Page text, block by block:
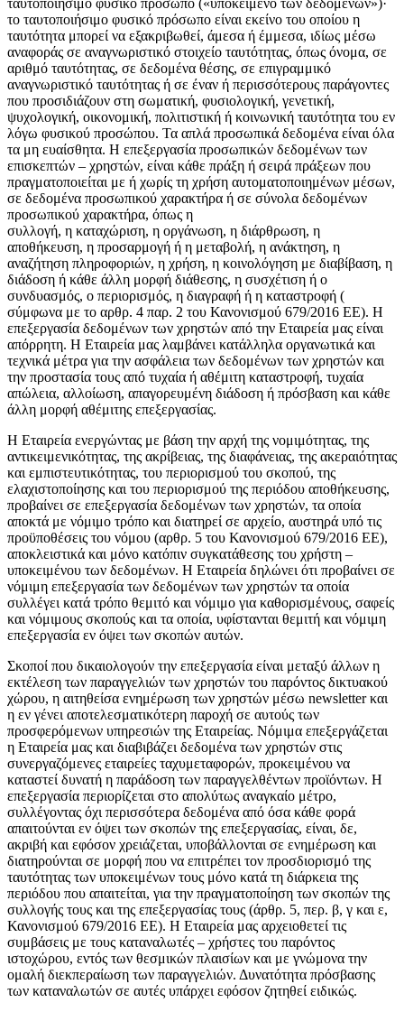
το ταυτοποιήσιμο φυσικό πρόσωπο είναι εκείνο του οποίου η
ταυτότητα μπορεί να εξακριβωθεί, άμεσα ή έμμεσα, ιδίως μέσω
αναφοράς σε αναγνωριστικό στοιχείο ταυτότητας, όπως όνομα, σε
αριθμό ταυτότητας, σε δεδομένα θέσης, σε επιγραμμικό
αναγνωριστικό ταυτότητας ή σε έναν ή περισσότερους παράγοντες
που προσιδιάζουν στη σωματική, φυσιολογική, γενετική,
ψυχολογική, οικονομική, πολιτιστική ή κοινωνική ταυτότητα του εν
λόγω φυσικού προσώπου. Τα απλά προσωπικά δεδομένα είναι όλα
τα μη ευαίσθητα. Η επεξεργασία προσωπικών δεδομένων των
επισκεπτών – χρηστών, είναι κάθε πράξη ή σειρά πράξεων που
πραγματοποιείται με ή χωρίς τη χρήση αυτοματοποιημένων μέσων,
σε δεδομένα προσωπικού χαρακτήρα ή σε σύνολα δεδομένων
προσωπικού χαρακτήρα, όπως η
συλλογή, η καταχώριση, η οργάνωση, η διάρθρωση, η
αποθήκευση, η προσαρμογή ή η μεταβολή, η ανάκτηση, η
αναζήτηση πληροφοριών, η χρήση, η κοινολόγηση με διαβίβαση, η
διάδοση ή κάθε άλλη μορφή διάθεσης, η συσχέτιση ή ο
συνδυασμός, ο περιορισμός, η διαγραφή ή η καταστροφή (
σύμφωνα με το αρθρ. 4 παρ. 2 του Κανονισμού 679/2016 ΕΕ). Η
επεξεργασία δεδομένων των χρηστών από την Εταιρεία μας είναι
απόρρητη. Η Εταιρεία μας λαμβάνει κατάλληλα οργανωτικά και
τεχνικά μέτρα για την ασφάλεια των δεδομένων των χρηστών και
την προστασία τους από τυχαία ή αθέμιτη καταστροφή, τυχαία
απώλεια, αλλοίωση, απαγορευμένη διάδοση ή πρόσβαση και κάθε
άλλη μορφή αθέμιτης επεξεργασίας.
Η Εταιρεία ενεργώντας με βάση την αρχή της νομιμότητας, της
αντικειμενικότητας, της ακρίβειας, της διαφάνειας, της ακεραιότητας
και εμπιστευτικότητας, του περιορισμού του σκοπού, της
ελαχιστοποίησης και του περιορισμού της περιόδου αποθήκευσης,
προβαίνει σε επεξεργασία δεδομένων των χρηστών, τα οποία
αποκτά με νόμιμο τρόπο και διατηρεί σε αρχείο, αυστηρά υπό τις
προϋποθέσεις του νόμου (αρθρ. 5 του Κανονισμού 679/2016 ΕΕ),
αποκλειστικά και μόνο κατόπιν συγκατάθεσης του χρήστη –
υποκειμένου των δεδομένων. Η Εταιρεία δηλώνει ότι προβαίνει σε
νόμιμη επεξεργασία των δεδομένων των χρηστών τα οποία
συλλέγει κατά τρόπο θεμιτό και νόμιμο για καθορισμένους, σαφείς
και νόμιμους σκοπούς και τα οποία, υφίστανται θεμιτή και νόμιμη
επεξεργασία εν όψει των σκοπών αυτών.
Σκοποί που δικαιολογούν την επεξεργασία είναι μεταξύ άλλων η
εκτέλεση των παραγγελιών των χρηστών του παρόντος δικτυακού
χώρου, η αιτηθείσα ενημέρωση των χρηστών μέσω newsletter και
η εν γένει αποτελεσματικότερη παροχή σε αυτούς των
προσφερόμενων υπηρεσιών της Εταιρείας. Νόμιμα επεξεργάζεται
η Εταιρεία μας και διαβιβάζει δεδομένα των χρηστών στις
συνεργαζόμενες εταιρείες ταχυμεταφορών, προκειμένου να
καταστεί δυνατή η παράδοση των παραγγελθέντων προϊόντων. Η
επεξεργασία περιορίζεται στο απολύτως αναγκαίο μέτρο,
συλλέγοντας όχι περισσότερα δεδομένα από όσα κάθε φορά
απαιτούνται εν όψει των σκοπών της επεξεργασίας, είναι, δε,
ακριβή και εφόσον χρειάζεται, υποβάλλονται σε ενημέρωση και
διατηρούνται σε μορφή που να επιτρέπει τον προσδιορισμό της
ταυτότητας των υποκειμένων τους μόνο κατά τη διάρκεια της
περιόδου που απαιτείται, για την πραγματοποίηση των σκοπών της
συλλογής τους και της επεξεργασίας τους (άρθρ. 5, περ. β, γ και ε,
Κανονισμού 679/2016 ΕΕ). Η Εταιρεία μας αρχειοθετεί τις
συμβάσεις με τους καταναλωτές – χρήστες του παρόντος
ιστοχώρου, εντός των θεσμικών πλαισίων και με γνώμονα την
ομαλή διεκπεραίωση των παραγγελιών. Δυνατότητα πρόσβασης
των καταναλωτών σε αυτές υπάρχει εφόσον ζητηθεί ειδικώς.